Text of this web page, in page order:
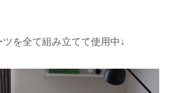
を全て組み立てて使用中↓